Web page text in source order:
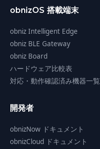
obnizOS 搭載端末
obniz Intelligent Edge
obniz BLE Gateway
obniz Board
ハードウェア比較表
対応・動作確認済み機器一覧
開発者
obnizNow ドキュメント
obnizCloud ドキュメント